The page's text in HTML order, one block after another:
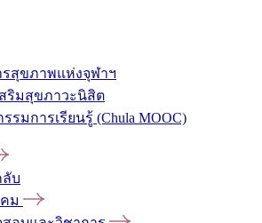
สุขภาพแห่งจุฬาฯ
ริมสุขภาวะนิสิต
รมการเรียนรู้ (Chula MOOC)
บ
ม